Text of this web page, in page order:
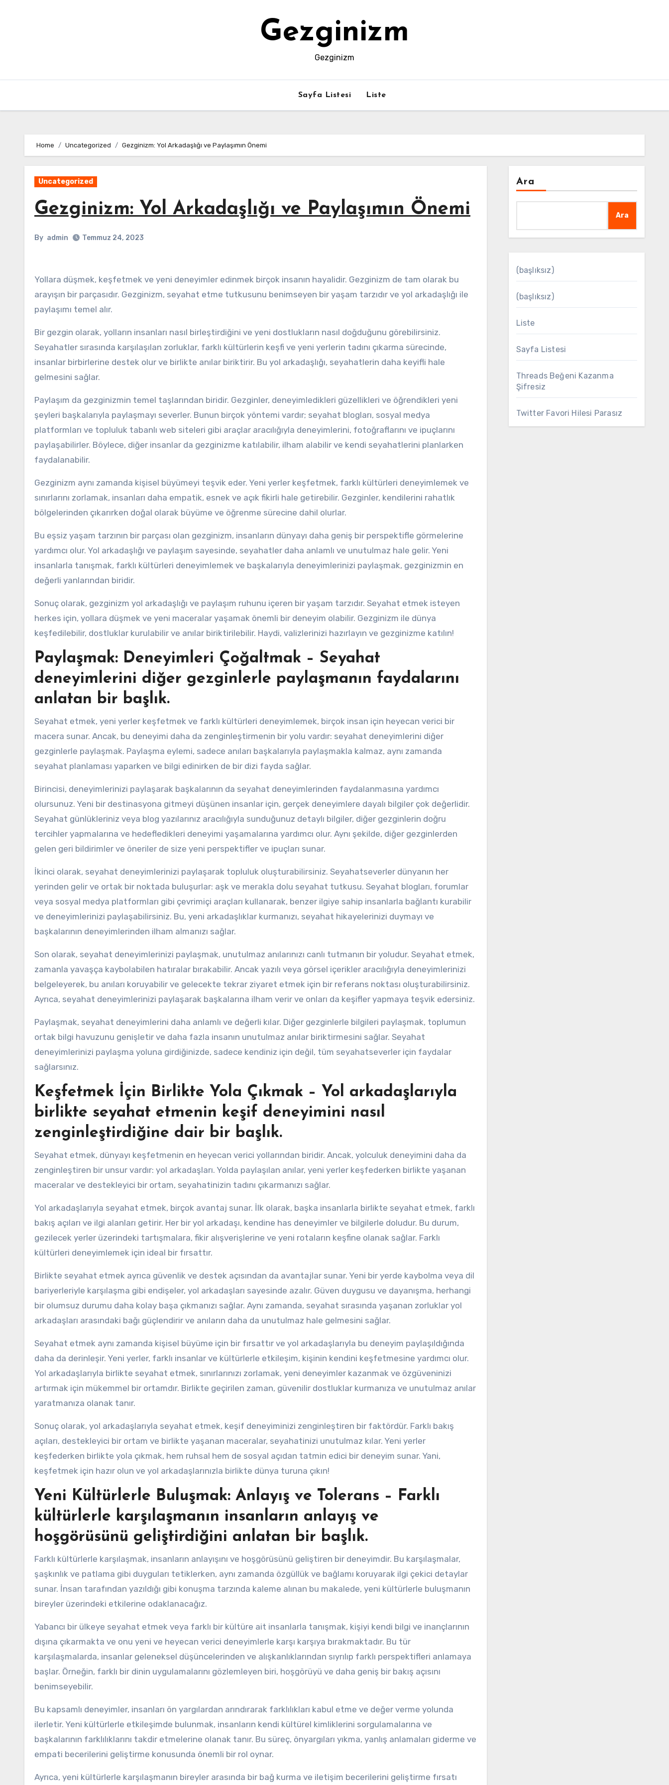
Gezginizm
Gezginizm
Sayfa Listesi Liste
Home Uncategorized Gezginizm: Yol Arkadaşlığı ve Paylaşımın Önemi
Uncategorized
Gezginizm: Yol Arkadaşlığı ve Paylaşımın Önemi
By admin Temmuz 24, 2023
Yollara düşmek, keşfetmek ve yeni deneyimler edinmek birçok insanın hayalidir. Gezginizm de tam olarak bu
arayışın bir parçasıdır. Gezginizm, seyahat etme tutkusunu benimseyen bir yaşam tarzıdır ve yol arkadaşlığı ile
paylaşımı temel alır.
Bir gezgin olarak, yolların insanları nasıl birleştirdiğini ve yeni dostlukların nasıl doğduğunu görebilirsiniz.
Seyahatler sırasında karşılaşılan zorluklar, farklı kültürlerin keşfi ve yeni yerlerin tadını çıkarma sürecinde,
insanlar birbirlerine destek olur ve birlikte anılar biriktirir. Bu yol arkadaşlığı, seyahatlerin daha keyifli hale
gelmesini sağlar.
Paylaşım da gezginizmin temel taşlarından biridir. Gezginler, deneyimledikleri güzellikleri ve öğrendikleri yeni
şeyleri başkalarıyla paylaşmayı severler. Bunun birçok yöntemi vardır; seyahat blogları, sosyal medya
platformları ve topluluk tabanlı web siteleri gibi araçlar aracılığıyla deneyimlerini, fotoğraflarını ve ipuçlarını
paylaşabilirler. Böylece, diğer insanlar da gezginizme katılabilir, ilham alabilir ve kendi seyahatlerini planlarken
faydalanabilir.
Gezginizm aynı zamanda kişisel büyümeyi teşvik eder. Yeni yerler keşfetmek, farklı kültürleri deneyimlemek ve
sınırlarını zorlamak, insanları daha empatik, esnek ve açık fikirli hale getirebilir. Gezginler, kendilerini rahatlık
bölgelerinden çıkarırken doğal olarak büyüme ve öğrenme sürecine dahil olurlar.
Bu eşsiz yaşam tarzının bir parçası olan gezginizm, insanların dünyayı daha geniş bir perspektifle görmelerine
yardımcı olur. Yol arkadaşlığı ve paylaşım sayesinde, seyahatler daha anlamlı ve unutulmaz hale gelir. Yeni
insanlarla tanışmak, farklı kültürleri deneyimlemek ve başkalarıyla deneyimlerinizi paylaşmak, gezginizmin en
değerli yanlarından biridir.
Sonuç olarak, gezginizm yol arkadaşlığı ve paylaşım ruhunu içeren bir yaşam tarzıdır. Seyahat etmek isteyen
herkes için, yollara düşmek ve yeni maceralar yaşamak önemli bir deneyim olabilir. Gezginizm ile dünya
keşfedilebilir, dostluklar kurulabilir ve anılar biriktirilebilir. Haydi, valizlerinizi hazırlayın ve gezginizme katılın!
Paylaşmak: Deneyimleri Çoğaltmak – Seyahat
deneyimlerini diğer gezginlerle paylaşmanın faydalarını
anlatan bir başlık.
Seyahat etmek, yeni yerler keşfetmek ve farklı kültürleri deneyimlemek, birçok insan için heyecan verici bir
macera sunar. Ancak, bu deneyimi daha da zenginleştirmenin bir yolu vardır: seyahat deneyimlerini diğer
gezginlerle paylaşmak. Paylaşma eylemi, sadece anıları başkalarıyla paylaşmakla kalmaz, aynı zamanda
seyahat planlaması yaparken ve bilgi edinirken de bir dizi fayda sağlar.
Birincisi, deneyimlerinizi paylaşarak başkalarının da seyahat deneyimlerinden faydalanmasına yardımcı
olursunuz. Yeni bir destinasyona gitmeyi düşünen insanlar için, gerçek deneyimlere dayalı bilgiler çok değerlidir.
Seyahat günlükleriniz veya blog yazılarınız aracılığıyla sunduğunuz detaylı bilgiler, diğer gezginlerin doğru
tercihler yapmalarına ve hedefledikleri deneyimi yaşamalarına yardımcı olur. Aynı şekilde, diğer gezginlerden
gelen geri bildirimler ve öneriler de size yeni perspektifler ve ipuçları sunar.
İkinci olarak, seyahat deneyimlerinizi paylaşarak topluluk oluşturabilirsiniz. Seyahatseverler dünyanın her
yerinden gelir ve ortak bir noktada buluşurlar: aşk ve merakla dolu seyahat tutkusu. Seyahat blogları, forumlar
veya sosyal medya platformları gibi çevrimiçi araçları kullanarak, benzer ilgiye sahip insanlarla bağlantı kurabilir
ve deneyimlerinizi paylaşabilirsiniz. Bu, yeni arkadaşlıklar kurmanızı, seyahat hikayelerinizi duymayı ve
başkalarının deneyimlerinden ilham almanızı sağlar.
Son olarak, seyahat deneyimlerinizi paylaşmak, unutulmaz anılarınızı canlı tutmanın bir yoludur. Seyahat etmek,
zamanla yavaşça kaybolabilen hatıralar bırakabilir. Ancak yazılı veya görsel içerikler aracılığıyla deneyimlerinizi
belgeleyerek, bu anıları koruyabilir ve gelecekte tekrar ziyaret etmek için bir referans noktası oluşturabilirsiniz.
Ayrıca, seyahat deneyimlerinizi paylaşarak başkalarına ilham verir ve onları da keşifler yapmaya teşvik edersiniz.
Paylaşmak, seyahat deneyimlerini daha anlamlı ve değerli kılar. Diğer gezginlerle bilgileri paylaşmak, toplumun
ortak bilgi havuzunu genişletir ve daha fazla insanın unutulmaz anılar biriktirmesini sağlar. Seyahat
deneyimlerinizi paylaşma yoluna girdiğinizde, sadece kendiniz için değil, tüm seyahatseverler için faydalar
sağlarsınız.
Keşfetmek İçin Birlikte Yola Çıkmak – Yol arkadaşlarıyla
birlikte seyahat etmenin keşif deneyimini nasıl
zenginleştirdiğine dair bir başlık.
Seyahat etmek, dünyayı keşfetmenin en heyecan verici yollarından biridir. Ancak, yolculuk deneyimini daha da
zenginleştiren bir unsur vardır: yol arkadaşları. Yolda paylaşılan anılar, yeni yerler keşfederken birlikte yaşanan
maceralar ve destekleyici bir ortam, seyahatinizin tadını çıkarmanızı sağlar.
Yol arkadaşlarıyla seyahat etmek, birçok avantaj sunar. İlk olarak, başka insanlarla birlikte seyahat etmek, farklı
bakış açıları ve ilgi alanları getirir. Her bir yol arkadaşı, kendine has deneyimler ve bilgilerle doludur. Bu durum,
gezilecek yerler üzerindeki tartışmalara, fikir alışverişlerine ve yeni rotaların keşfine olanak sağlar. Farklı
kültürleri deneyimlemek için ideal bir fırsattır.
Birlikte seyahat etmek ayrıca güvenlik ve destek açısından da avantajlar sunar. Yeni bir yerde kaybolma veya dil
bariyerleriyle karşılaşma gibi endişeler, yol arkadaşları sayesinde azalır. Güven duygusu ve dayanışma, herhangi
bir olumsuz durumu daha kolay başa çıkmanızı sağlar. Aynı zamanda, seyahat sırasında yaşanan zorluklar yol
arkadaşları arasındaki bağı güçlendirir ve anıların daha da unutulmaz hale gelmesini sağlar.
Seyahat etmek aynı zamanda kişisel büyüme için bir fırsattır ve yol arkadaşlarıyla bu deneyim paylaşıldığında
daha da derinleşir. Yeni yerler, farklı insanlar ve kültürlerle etkileşim, kişinin kendini keşfetmesine yardımcı olur.
Yol arkadaşlarıyla birlikte seyahat etmek, sınırlarınızı zorlamak, yeni deneyimler kazanmak ve özgüveninizi
artırmak için mükemmel bir ortamdır. Birlikte geçirilen zaman, güvenilir dostluklar kurmanıza ve unutulmaz anılar
yaratmanıza olanak tanır.
Sonuç olarak, yol arkadaşlarıyla seyahat etmek, keşif deneyiminizi zenginleştiren bir faktördür. Farklı bakış
açıları, destekleyici bir ortam ve birlikte yaşanan maceralar, seyahatinizi unutulmaz kılar. Yeni yerler
keşfederken birlikte yola çıkmak, hem ruhsal hem de sosyal açıdan tatmin edici bir deneyim sunar. Yani,
keşfetmek için hazır olun ve yol arkadaşlarınızla birlikte dünya turuna çıkın!
Yeni Kültürlerle Buluşmak: Anlayış ve Tolerans – Farklı
kültürlerle karşılaşmanın insanların anlayış ve
hoşgörüsünü geliştirdiğini anlatan bir başlık.
Farklı kültürlerle karşılaşmak, insanların anlayışını ve hoşgörüsünü geliştiren bir deneyimdir. Bu karşılaşmalar,
şaşkınlık ve patlama gibi duyguları tetiklerken, aynı zamanda özgüllük ve bağlamı koruyarak ilgi çekici detaylar
sunar. İnsan tarafından yazıldığı gibi konuşma tarzında kaleme alınan bu makalede, yeni kültürlerle buluşmanın
bireyler üzerindeki etkilerine odaklanacağız.
Yabancı bir ülkeye seyahat etmek veya farklı bir kültüre ait insanlarla tanışmak, kişiyi kendi bilgi ve inançlarının
dışına çıkarmakta ve onu yeni ve heyecan verici deneyimlerle karşı karşıya bırakmaktadır. Bu tür
karşılaşmalarda, insanlar geleneksel düşüncelerinden ve alışkanlıklarından sıyrılıp farklı perspektifleri anlamaya
başlar. Örneğin, farklı bir dinin uygulamalarını gözlemleyen biri, hoşgörüyü ve daha geniş bir bakış açısını
benimseyebilir.
Bu kapsamlı deneyimler, insanları ön yargılardan arındırarak farklılıkları kabul etme ve değer verme yolunda
ilerletir. Yeni kültürlerle etkileşimde bulunmak, insanların kendi kültürel kimliklerini sorgulamalarına ve
başkalarının farklılıklarını takdir etmelerine olanak tanır. Bu süreç, önyargıları yıkma, yanlış anlamaları giderme ve
empati becerilerini geliştirme konusunda önemli bir rol oynar.
Ayrıca, yeni kültürlerle karşılaşmanın bireyler arasında bir bağ kurma ve iletişim becerilerini geliştirme fırsatı
Ara
Ara
(başlıksız)
(başlıksız)
Liste
Sayfa Listesi
Threads Beğeni Kazanma
Şifresiz
Twitter Favori Hilesi Parasız